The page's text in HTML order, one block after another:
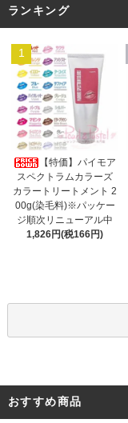
ランキング
1
【特価】パイモア
スペクトラムカラーズ
カラートリートメント 2
00g(染毛料)※パッケー
ジ順次リニューアル中
1,826円(税166円)
おすすめ商品